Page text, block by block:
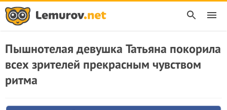
Пышнотелая девушка Татьяна покорила
всех зрителей прекрасным чувством
ритма